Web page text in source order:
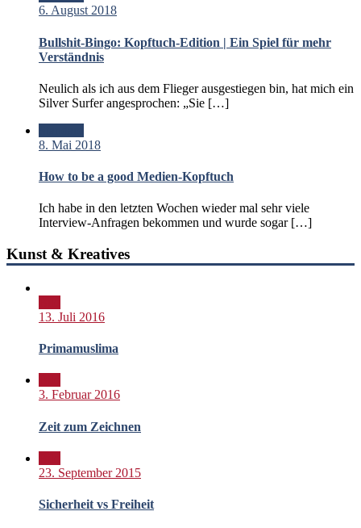
6. August 2018
Bullshit-Bingo: Kopftuch-Edition | Ein Spiel für mehr
Verständnis
Neulich als ich aus dem Flieger ausgestiegen bin, hat mich ein
Silver Surfer angesprochen: „Sie […]
8. Mai 2018
How to be a good Medien-Kopftuch
Ich habe in den letzten Wochen wieder mal sehr viele
Interview-Anfragen bekommen und wurde sogar […]
Kunst & Kreatives
13. Juli 2016
Primamuslima
3. Februar 2016
Zeit zum Zeichnen
23. September 2015
Sicherheit vs Freiheit